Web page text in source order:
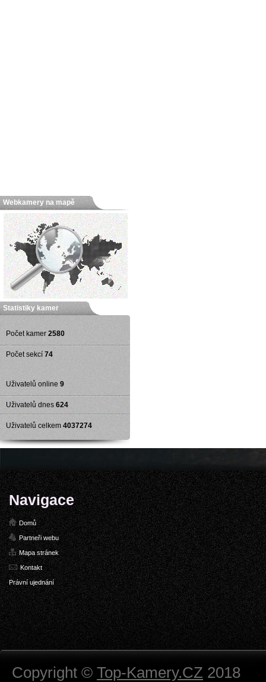
Webkamery na mapě
Statistiky kamer
Počet kamer 2580
Počet sekcí 74
Uživatelů online 9
Uživatelů dnes 624
Uživatelů celkem 4037274
Navigace
Domů
Partneři webu
Mapa stránek
Kontakt
Právní ujednání
Copyright © Top-Kamery.CZ 2018